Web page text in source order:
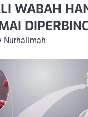
WABAH
Nurhalimah